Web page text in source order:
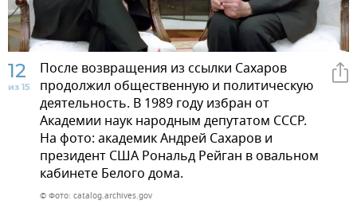
12
из 15
После возвращения из ссылки Сахаров
продолжил общественную и политическую
деятельность. В 1989 году избран от
Академии наук народным депутатом СССР.
На фото: академик Андрей Сахаров и
президент США Рональд Рейган в овальном
кабинете Белого дома.
© Фото: catalog.archives.gov